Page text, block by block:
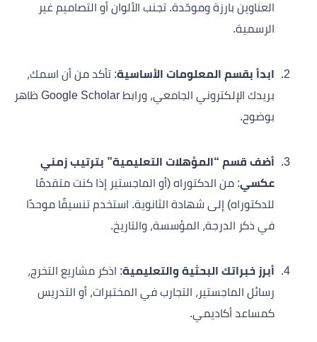
العناوين بارزة وموحّدة. تجنب الألوان أو التصاميم غير
الرسمية.
ابدأ بقسم المعلومات الأساسية: تأكد من أن اسمك،
بريدك الإلكتروني الجامعي، ورابط Google Scholar ظاهر
بوضوح.
أضف قسم “المؤهلات التعليمية” بترتيب زمني
عكسي: من الدكتوراه (أو الماجستير إذا كنت متقدمًا
للدكتوراه) إلى شهادة الثانوية. استخدم تنسيقًا موحدًا
في ذكر الدرجة، المؤسسة، والتاريخ.
أبرز خبراتك البحثية والتعليمية: اذكر مشاريع التخرج،
رسائل الماجستير، التجارب في المختبرات، أو التدريس
كمساعد أكاديمي.